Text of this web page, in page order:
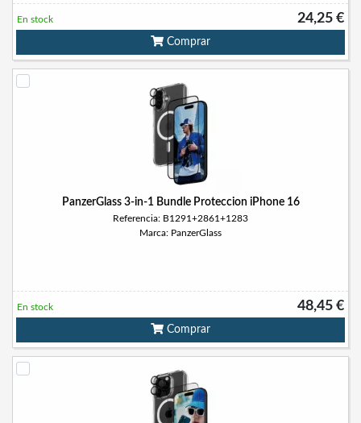
24,25 €
En stock
Comprar
PanzerGlass 3-in-1 Bundle Proteccion iPhone 16
Referencia: B1291+2861+1283
Marca: PanzerGlass
48,45 €
En stock
Comprar